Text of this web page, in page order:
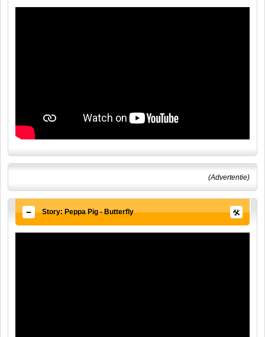
(Advertentie)
Story: Peppa Pig - Butterfly